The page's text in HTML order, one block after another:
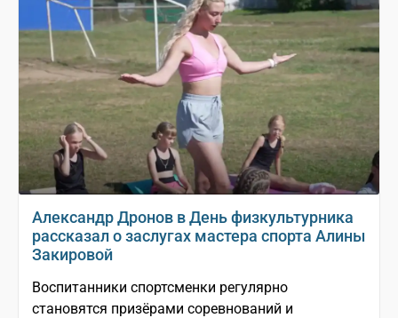
Александр Дронов в День физкультурника
рассказал о заслугах мастера спорта Алины
Закировой
Воспитанники спортсменки регулярно
становятся призёрами соревнований и